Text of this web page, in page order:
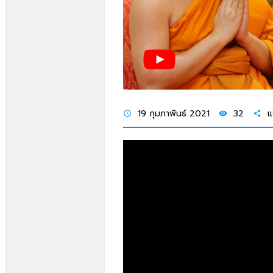
schedule 19 กุมภาพันธ์ 2021 visibility 32 share